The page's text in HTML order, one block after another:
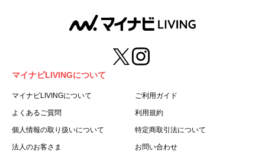
第３条（用語の定義）
１.「本サ―ビス」とは、第１章第１条で規定する当社が運
営するマイナビLIVINGを意味します。
２.「利用者」とは、第１章第２条に規定する本サービスを
利用する個人を意味します。
３.「本サイト」とは、当社が運営する本サービスに関する
ます。
５.「会員」とは、第２章第１条に基づき会員登録が完了し
マイナビLIVINGについて
マイナビLIVINGについて ご利用ガイド
よくあるご質問 利用規約
個人情報の取り扱いについて 特定商取引法について
法人のお客さま お問い合わせ